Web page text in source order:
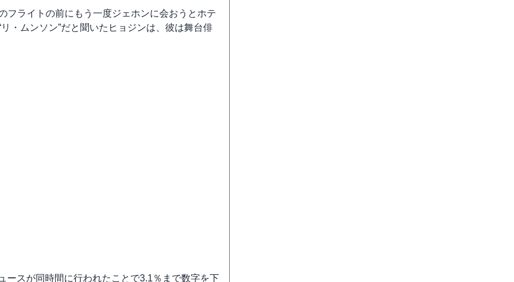
フライトの前にもう一度ジェホンに会おうとホテ
・ムンソン”だと聞いたヒョジンは、彼は舞台俳
ースが同時間に行われたことで3.1％まで数字を下